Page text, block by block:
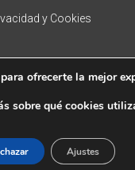
y Cookies
Tema:
ColorNews
gracias aWordPress
ofrecerte la mejor
sobre qué cookies
Ajustes